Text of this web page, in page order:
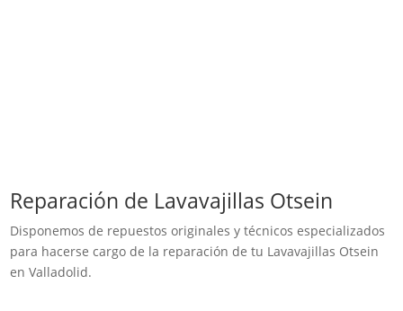
Reparación de Lavavajillas Otsein
Disponemos de repuestos originales y técnicos especializados
para hacerse cargo de la reparación de tu Lavavajillas Otsein
en Valladolid.